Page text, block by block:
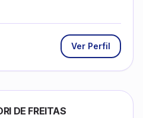
Ver Perfil
DE FREITAS